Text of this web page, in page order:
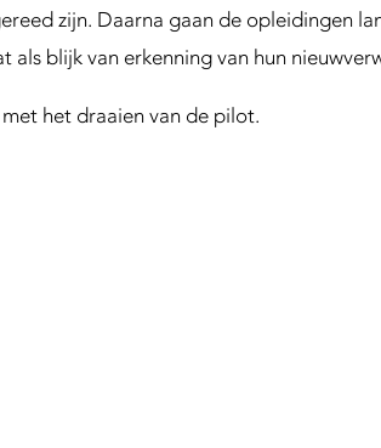
zijn. Daarna gaan de opleidingen
blijk van erkenning van hun
het draaien van de pilot.